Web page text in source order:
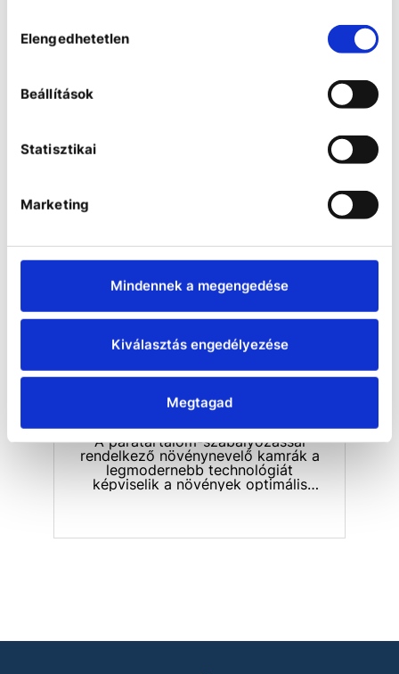
kiválasztása
Elengedhetetlen
Beállítások
Statisztikai
Marketing
Mindennek a megengedése
Kiválasztás engedélyezése
Megtagad
szabályozása nem kritikus szempont.
vízháztartásának szabályozása, vagy
Növénynevelő kamrák párásítással
A páratartalom-szabályozással
rendelkező növénynevelő kamrák a
legmodernebb technológiát
képviselik a növények optimális
amire szüksége van: megbízható,
páratartalmat biztosít, míg a KBF